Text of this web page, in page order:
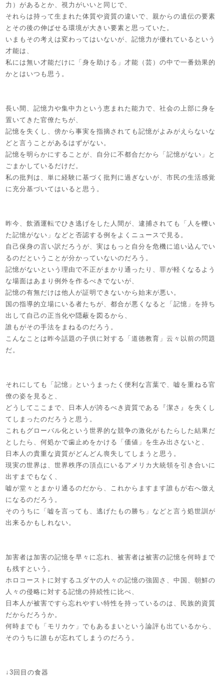
力）があるとか、視力がいいと同じで、
それらは持って生まれた体質や資質の違いで、親からの遺伝の要素
とその後の伸ばせる環境が大きい要素と思っていた。
いまもその考えは変わってはいないが、記憶力が優れているという
才能は、
私には無い才能だけに「身を助ける」才能（芸）の中で一番効果的
かとはいつも思う。
長い間、記憶力や集中力という恵まれた能力で、社会の上部に身を
置いてきた官僚たちが、
記憶を失くし、傍から事実を指摘されても記憶がよみがえらないな
どと言うことがあるはずがない。
記憶を明らかにすることが、自分に不都合だから「記憶がない」と
ごまかしているだけだ。
私の批判は、単に経験に基づく批判に過ぎないが、市民の生活感覚
に充分基づいてはいると思う。
昨今、飲酒運転でひき逃げをした人間が、逮捕されても「人を轢い
た記憶がない」などと否認する例をよくニュースで見る。
自己保身の言い訳だろうが、実はもっと自分を危機に追い込んでい
るのだということが分かっていないのだろう。
記憶がないという理由で不正がまかり通ったり、罪が軽くなるよう
な場面はあまり例外を作るべきでないが、
記憶の有無だけは他人が証明できないから始末が悪い。
国の指導的立場にいる者たちが、都合が悪くなると「記憶」を持ち
出して自己の正当化や隠蔽を図るから、
誰もがその手法をまねるのだろう。
こんなことは昨今話題の子供に対する「道徳教育」云々以前の問題
だ。
それにしても「記憶」というまったく便利な言葉で、嘘を重ねる官
僚の姿を見ると、
どうしてここまで、日本人が誇るべき資質である『潔さ』を失くし
てしまったのだろうと思う。
これもグローバル化という世界的な競争の激化がもたらした結果だ
としたら、何処かで歯止めをかける「価値」を生み出さないと、
日本人の貴重な資質がどんどん喪失してしまうと思う。
現実の世界は、世界秩序の頂点にいるアメリカ大統領を引き合いに
出すまでもなく、
嘘が堂々とまかり通るのだから、これからますます誰もが右へ倣え
になるのだろう。
そのうちに「嘘を言っても、逃げたもの勝ち」などと言う処世訓が
出来るかもしれない。
加害者は加害の記憶を早々に忘れ、被害者は被害の記憶を何時まで
も残すという。
ホロコーストに対するユダヤの人々の記憶の強固さ、中国、朝鮮の
人々の侵略に対する記憶の持続性に比べ、
日本人が被害ですら忘れやすい特性を持っているのは、民族的資質
だからだろうか。
何時までも「モリカケ」でもあるまいという論評も出ているから、
そのうちに誰もが忘れてしまうのだろう。
↓3回目の食器